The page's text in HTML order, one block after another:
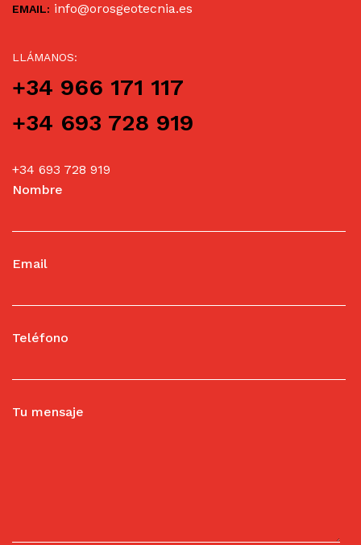
EMAIL: info@orosgeotecnia.es
LLÁMANOS:
+34 966 171 117
+34 693 728 919
+34 693 728 919
Nombre
Email
Teléfono
Tu mensaje